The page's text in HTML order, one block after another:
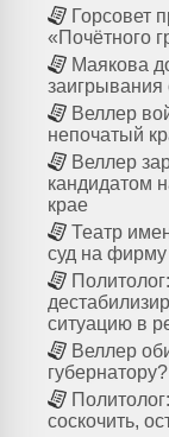
Горсовет
«Почётного
Маякова
заигрывания
Веллер
непочатый
Веллер
кандидатом
крае
Театр
суд на
ситуацию в
Веллер
губернатору?
соскочить,